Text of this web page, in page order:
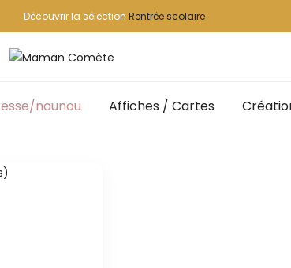
Découvrir la sélection Rentrée scolaire
nounou Affiches / Cartes